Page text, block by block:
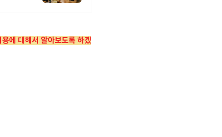
에 대해서 알아보도록 하겠